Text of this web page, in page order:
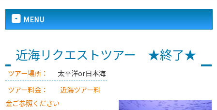
MENU
近海リクエストツアー ★終了★
ツアー場所：
太平洋or日本海
ツアー料金：
近海ツアー料
金ご参照ください